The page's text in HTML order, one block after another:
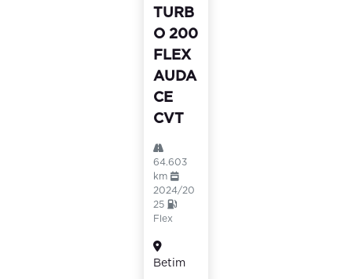
TURB
O 200
FLEX
AUDA
CE
CVT
64.603
km
2024/20
25
Flex
Betim